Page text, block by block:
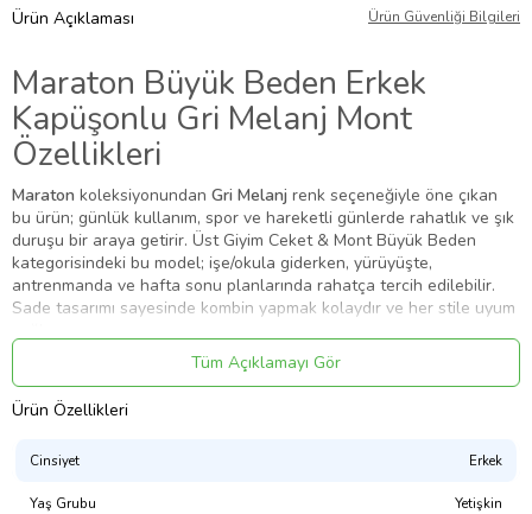
Ürün Açıklaması Ürün Güvenliği Bilgileri
Maraton Büyük Beden Erkek
Kapüşonlu Gri Melanj Mont
Özellikleri
Maraton koleksiyonundan Gri Melanj renk seçeneğiyle öne çıkan
bu ürün; günlük kullanım, spor ve hareketli günlerde rahatlık ve şık
duruşu bir araya getirir. Üst Giyim Ceket & Mont Büyük Beden
kategorisindeki bu model; işe/okula giderken, yürüyüşte,
antrenmanda ve hafta sonu planlarında rahatça tercih edilebilir.
Sade tasarımı sayesinde kombin yapmak kolaydır ve her stile uyum
Bu ürün spor giyim tarzında doğal duran bir seçenektir. Gün boyu
rahat hareket etmenizi destekler. Gri Melanj rengi; sportif
eşleşir.
Tüm Açıklamayı Gör
Ürün Özellikleri
Cinsiyet Erkek
Yaş Grubu Yetişkin